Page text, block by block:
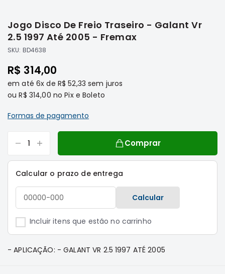
Transmissão
Elétrica
Motor
Suspensão
Freio
Correias
Transmissão
Elétrica
L200
Triton
Motor
o
início
da
de
imagens
Jogo Disco De Freio Traseiro - Galant Vr
2.5 1997 Até 2005 - Fremax
SKU: BD4638
R$ 314,00
em até 6x de R$ 52,33 sem juros
ouR$ 314,00 no Pix e Boleto
Formas de pagamento
Comprar
Calcular o prazo de entrega
Calcular
Incluir itens que estão no carrinho
- APLICAÇÃO: - GALANT VR 2.5 1997 ATÉ 2005